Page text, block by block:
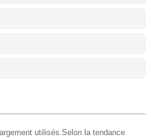
utilisés.Selon la tendance